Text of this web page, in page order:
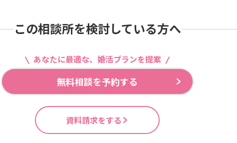
この相談所を検討している方へ
あなたに最適な、婚活プランを提案
無料相談を予約する
資料請求をする